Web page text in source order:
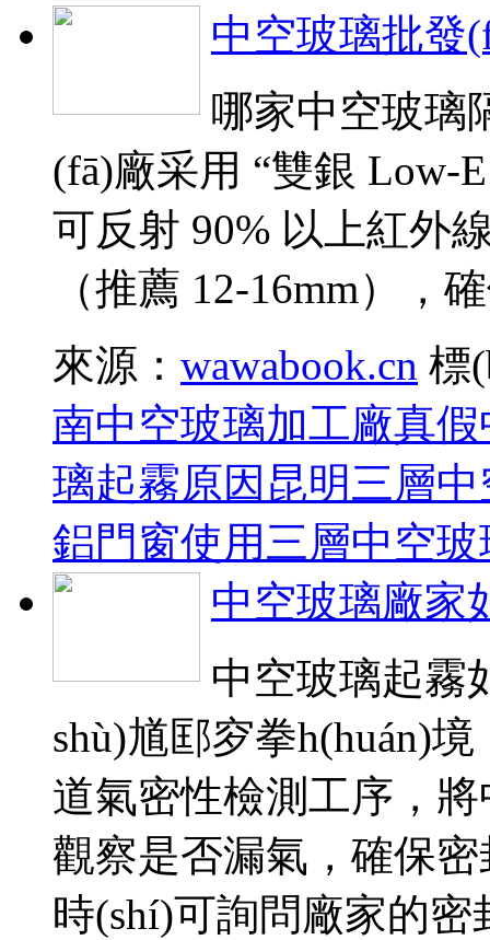
中空玻璃批發
哪家中空玻璃
(fā)廠采用 “雙銀 Low-E
可反射 90% 以上紅外線
（推薦 12-16mm），確
來源： wawabook.cn 標
南中空玻璃加工廠真假
璃起霧原因 昆明三層
鋁門窗使用三層中空
中空玻璃廠家
中空玻璃起霧
shù)馗邼穸拳h(huán)
道氣密性檢測工序，
觀察是否漏氣，確保密
時(shí)可詢問廠家的